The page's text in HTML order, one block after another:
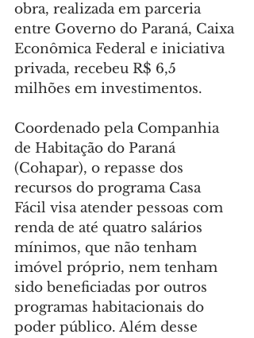
obra, realizada em parceria
entre Governo do Paraná, Caixa
Econômica Federal e iniciativa
privada, recebeu R$ 6,5
milhões em investimentos.
Coordenado pela Companhia
de Habitação do Paraná
(Cohapar), o repasse dos
recursos do programa Casa
Fácil visa atender pessoas com
renda de até quatro salários
mínimos, que não tenham
imóvel próprio, nem tenham
sido beneficiadas por outros
programas habitacionais do
poder público. Além desse